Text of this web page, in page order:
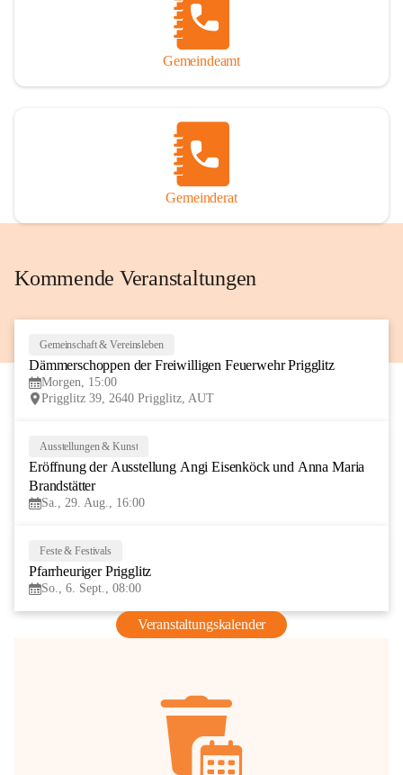
Gemeindeamt
Gemeinderat
Kommende Veranstaltungen
Gemeinschaft & Vereinsleben
Dämmerschoppen der Freiwilligen Feuerwehr Prigglitz
Morgen, 15:00
Prigglitz 39, 2640 Prigglitz, AUT
AUG
Ausstellungen & Kunst
Eröffnung der Ausstellung Angi Eisenköck und Anna Maria
Brandstätter
Sa., 29. Aug., 16:00
Feste & Festivals
Pfarrheuriger Prigglitz
So., 6. Sept., 08:00
Veranstaltungskalender